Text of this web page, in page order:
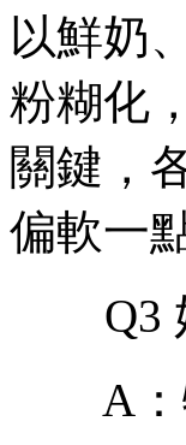
以鮮奶
粉糊化
關鍵，
偏軟一
Q3
A：